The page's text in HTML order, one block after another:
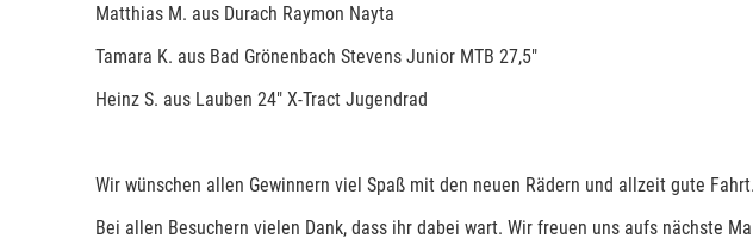
Matthias M. aus Durach Raymon Nayta
Tamara K. aus Bad Grönenbach Stevens Junior MTB 27,5"
Heinz S. aus Lauben 24" X-Tract Jugendrad
Wir wünschen allen Gewinnern viel Spaß mit den neuen Rädern und allzeit gute Fahrt.
Bei allen Besuchern vielen Dank, dass ihr dabei wart. Wir freuen uns aufs nächste